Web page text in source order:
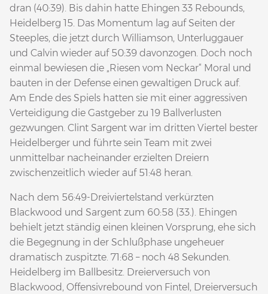
dran (40:39). Bis dahin hatte Ehingen 33 Rebounds,
Heidelberg 15. Das Momentum lag auf Seiten der
Steeples, die jetzt durch Williamson, Unterluggauer
und Calvin wieder auf 50:39 davonzogen. Doch noch
einmal bewiesen die „Riesen vom Neckar“ Moral und
bauten in der Defense einen gewaltigen Druck auf.
Am Ende des Spiels hatten sie mit einer aggressiven
Verteidigung die Gastgeber zu 19 Ballverlusten
gezwungen. Clint Sargent war im dritten Viertel bester
Heidelberger und führte sein Team mit zwei
unmittelbar nacheinander erzielten Dreiern
zwischenzeitlich wieder auf 51:48 heran.
Nach dem 56:49-Dreiviertelstand verkürzten
Blackwood und Sargent zum 60:58 (33.). Ehingen
behielt jetzt ständig einen kleinen Vorsprung, ehe sich
die Begegnung in der Schlußphase ungeheuer
dramatisch zuspitzte. 71:68 – noch 48 Sekunden.
Heidelberg im Ballbesitz. Dreierversuch von
Blackwood, Offensivrebound von Fintel, Dreierversuch